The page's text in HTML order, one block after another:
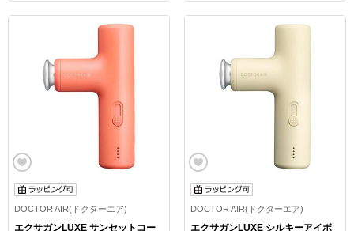
DOCTOR AIR(ドクターエア)
エクサガンLUXE サンセットコー
DOCTOR AIR(ドクターエア)
エクサガンLUXE シルキーアイボ